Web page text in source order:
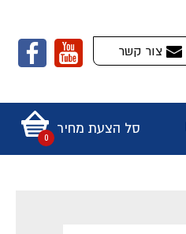
צור קשר
סל הצעת מחיר